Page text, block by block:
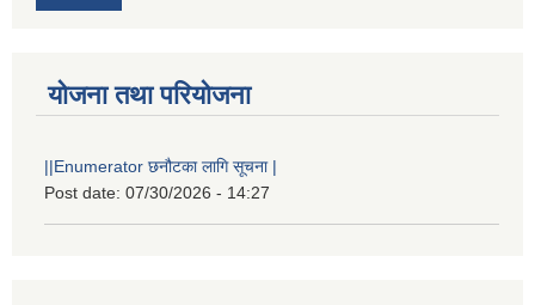
योजना तथा परियोजना
||Enumerator छनौटका लागि सूचना |
Post date: 07/30/2026 - 14:27